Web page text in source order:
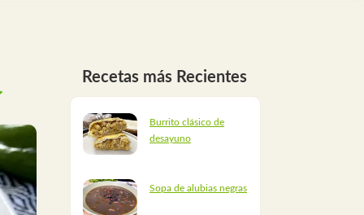
Recetas más Recientes
Burrito clásico de
desayuno
Sopa de alubias negras